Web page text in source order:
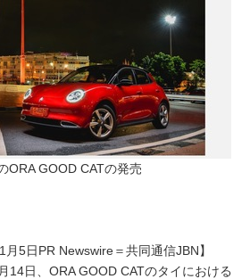
ORA GOOD CATの発売
月5日PR Newswire＝共同通信JBN】
14日、ORA GOOD CATのタイにおける